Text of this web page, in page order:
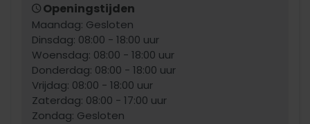
Openingstijden
Maandag: Gesloten
Dinsdag: 08:00 - 18:00 uur
Woensdag: 08:00 - 18:00 uur
Donderdag: 08:00 - 18:00 uur
Vrijdag: 08:00 - 18:00 uur
Zaterdag: 08:00 - 17:00 uur
Zondag: Gesloten